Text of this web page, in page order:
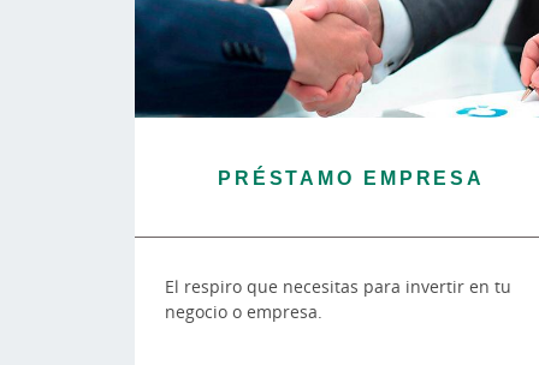
PRÉSTAMO EMPRESA
El respiro que necesitas para invertir en tu
negocio o empresa.